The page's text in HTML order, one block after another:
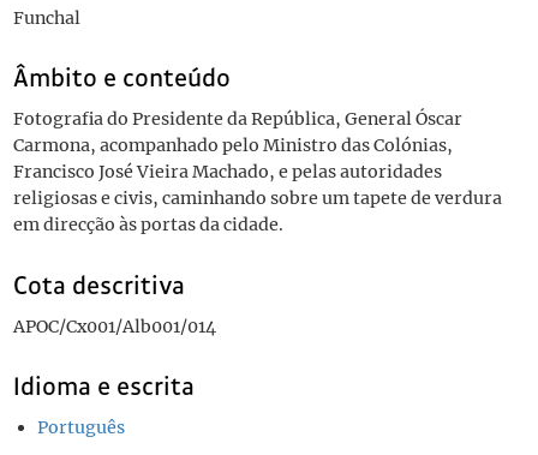
Funchal
Âmbito e conteúdo
Fotografia do Presidente da República, General Óscar
Carmona, acompanhado pelo Ministro das Colónias,
Francisco José Vieira Machado, e pelas autoridades
religiosas e civis, caminhando sobre um tapete de verdura
em direcção às portas da cidade.
Cota descritiva
APOC/Cx001/Alb001/014
Idioma e escrita
Português